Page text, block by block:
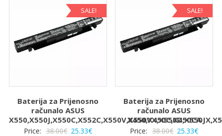
38.00€.
38.00€.
SALE!
Baterija za Prijenosno
računalo ASUS
Price: 38.00€ Izvorna
25.33€Trenutna
SALE!
Baterija za Prijenosno
računalo ASUS
X450,X450C,X450CA
Price: 38.00€ Izvorna
25.33€